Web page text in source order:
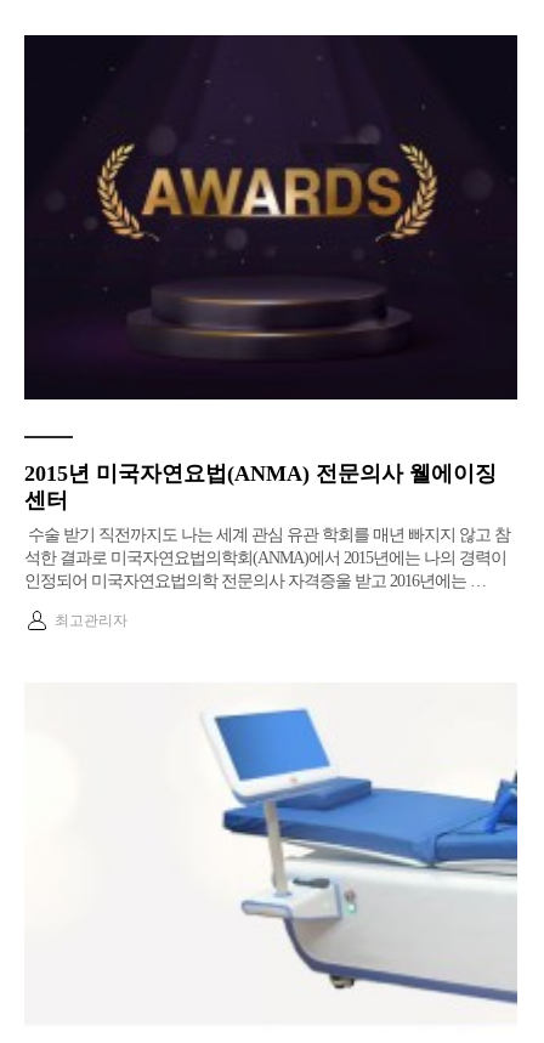
2015년 미국자연요법(ANMA) 전문의사 웰에이징
센터
수술 받기 직전까지도 나는 세계 관심 유관 학회를 매년 빠지지 않고 참
석한 결과로 미국자연요법의학회(ANMA)에서 2015년에는 나의 경력이
인정되어 미국자연요법의학 전문의사 자격증울 받고 2016년에는 …
최고관리자